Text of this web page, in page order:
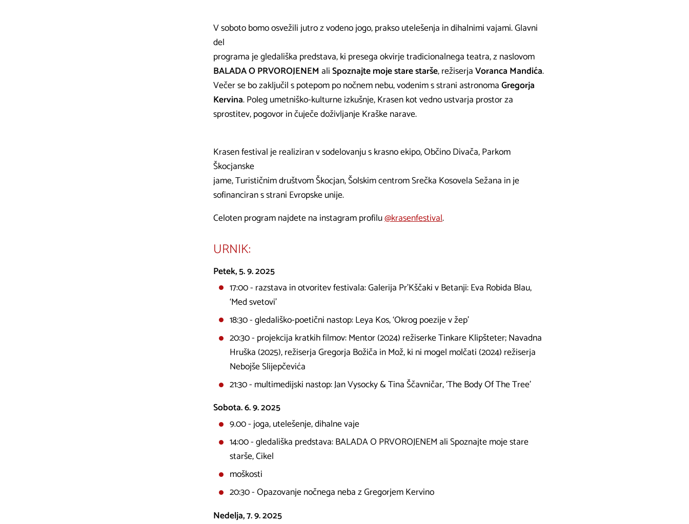
V soboto bomo osvežili jutro z vodeno jogo, prakso utelešenja in dihalnimi vajami. Glavni
del
programa je gledališka predstava, ki presega okvirje tradicionalnega teatra, z naslovom
BALADA O PRVOROJENEM aliSpoznajte moje stare starše, režiserjaVoranca Mandića.
Večer se bo zaključil s potepom po nočnem nebu, vodenim s strani astronomaGregorja
Kervina. Poleg umetniško-kulturne izkušnje, Krasen kot vedno ustvarja prostor za
sprostitev, pogovor in čuječe doživljanje Kraške narave.
Krasen festival je realiziran v sodelovanju s krasno ekipo, Občino Divača, Parkom
Škocjanske
jame, Turističnim društvom Škocjan, Šolskim centrom Srečka Kosovela Sežana in je
sofinanciran s strani Evropske unije.
Celoten program najdete na instagram profilu@krasenfestival.
URNIK:
Petek, 5. 9. 2025
17:00 - razstava in otvoritev festivala: Galerija Pr’Kščaki v Betanji: Eva Robida Blau,
‘Med svetovi’
18:30 - gledališko-poetični nastop: Leya Kos, ‘Okrog poezije v žep’
20:30 - projekcija kratkih filmov: Mentor (2024) režiserke Tinkare Klipšteter; Navadna
Hruška (2025), režiserja Gregorja Božiča in Mož, ki ni mogel molčati (2024) režiserja
Nebojše Slijepčevića
21:30 - multimedijski nastop: Jan Vysocky & Tina Ščavničar, ‘The Body Of The Tree’
Sobota. 6. 9. 2025
9.00 - joga, utelešenje, dihalne vaje
14:00 - gledališka predstava: BALADA O PRVOROJENEM ali Spoznajte moje stare
starše, Cikel
moškosti
20:30 - Opazovanje nočnega neba z Gregorjem Kervino
Nedelja, 7. 9. 2025